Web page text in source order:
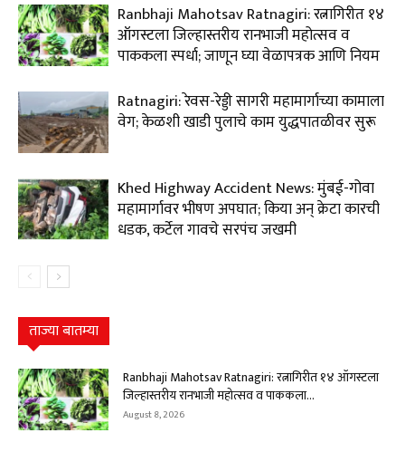
Ranbhaji Mahotsav Ratnagiri: रत्नागिरीत १४
ऑगस्टला जिल्हास्तरीय रानभाजी महोत्सव व
पाककला स्पर्धा; जाणून घ्या वेळापत्रक आणि नियम
Ratnagiri: रेवस-रेड्डी सागरी महामार्गाच्या कामाला
वेग; केळशी खाडी पुलाचे काम युद्धपातळीवर सुरू
Khed Highway Accident News: मुंबई-गोवा
महामार्गावर भीषण अपघात; किया अन् क्रेटा कारची
धडक, कर्टेल गावचे सरपंच जखमी
ताज्या बातम्या
Ranbhaji Mahotsav Ratnagiri: रत्नागिरीत १४ ऑगस्टला
जिल्हास्तरीय रानभाजी महोत्सव व पाककला...
August 8, 2026